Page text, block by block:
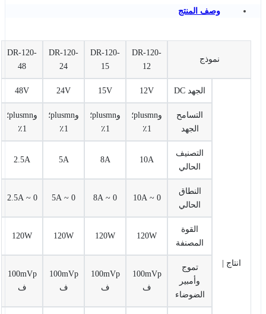
وصف المنتج
نموذج
DR-120-
12
DR-120-
15
DR-120-
24
DR-120-
48
انتاج |
الجهد DC 12V
15V
24V
48V
التسامح
الجهد
وplusmn؛
1٪
وplusmn؛
1٪
وplusmn؛
1٪
وplusmn؛
1٪
التصنيف
الحالي
10A
8A
5A
2.5A
النطاق
الحالي
0 ~ 10A
0 ~ 8A
0 ~ 5A
0 ~ 2.5A
القوة
المصنفة
120W
120W
120W
120W
تموج
وأمبير
الضوضاء
100mVp
ف
100mVp
ف
100mVp
ف
100mVp
ف